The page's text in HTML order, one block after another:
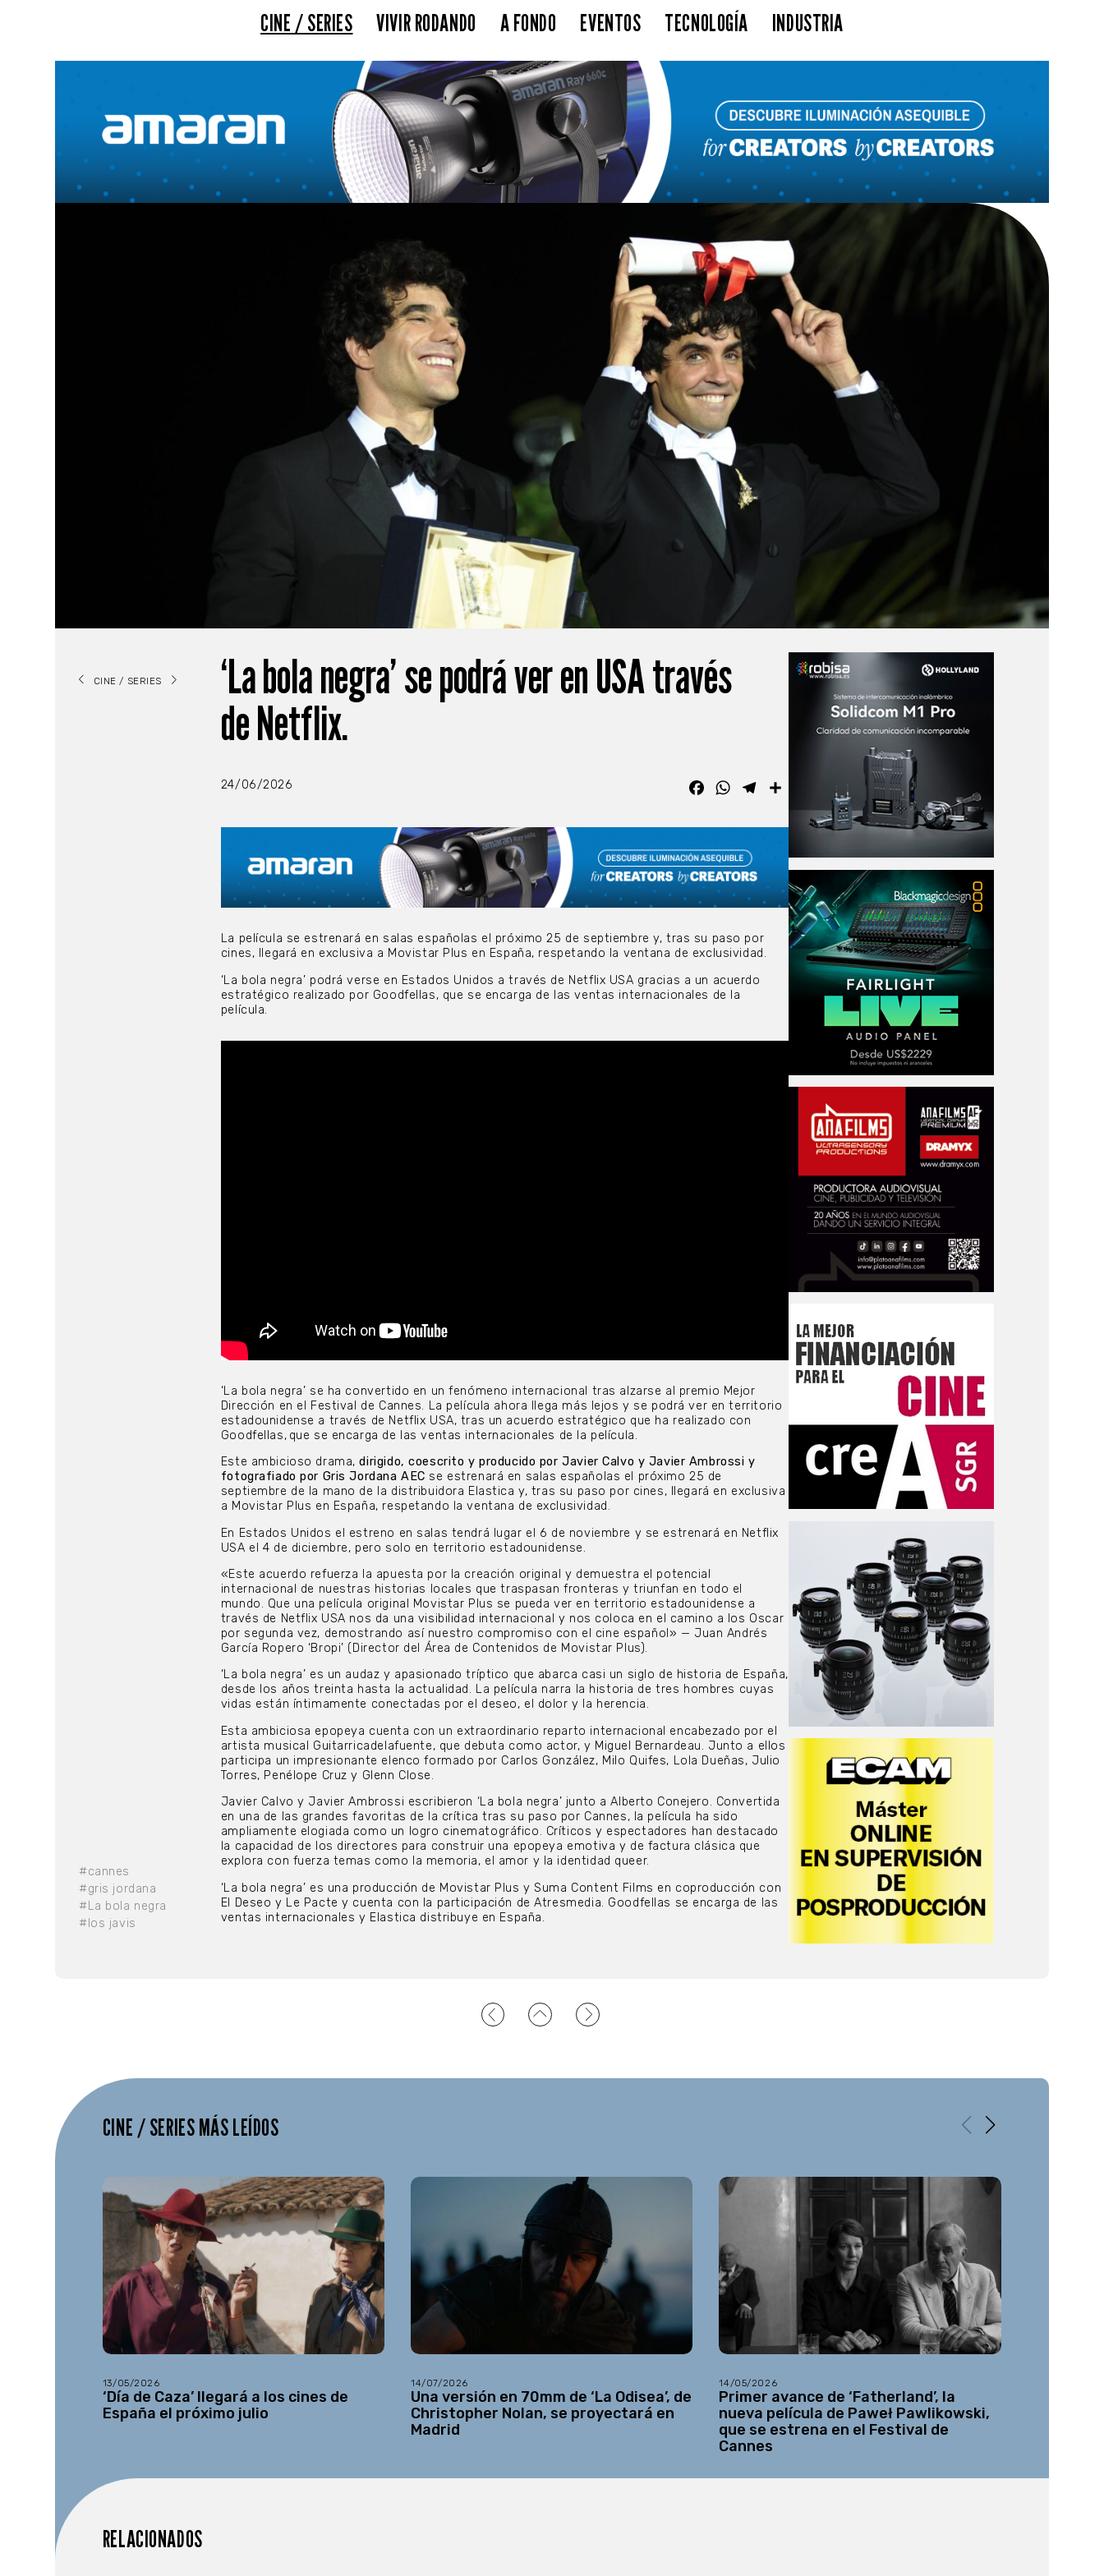
CINE / SERIES VIVIR RODANDO A FONDO EVENTOS TECNOLOGÍA INDUSTRIA
CINE / SERIES
#cannes
#gris jordana
#La bola negra
#los javis
‘La bola negra’ se podrá ver en USA través
de Netflix.
24/06/2026 FacebookWhatsAppTelegramCompartir
La película se estrenará en salas españolas el próximo 25 de septiembre y, tras su paso por
cines, llegará en exclusiva a Movistar Plus en España, respetando la ventana de exclusividad.
‘La bola negra’ podrá verse en Estados Unidos a través de Netflix USA gracias a un acuerdo
estratégico realizado por Goodfellas, que se encarga de las ventas internacionales de la
película.
‘La bola negra’ se ha convertido en un fenómeno internacional tras alzarse al premio Mejor
Dirección en el Festival de Cannes. La película ahora llega más lejos y se podrá ver en territorio
estadounidense a través de Netflix USA, tras un acuerdo estratégico que ha realizado con
Goodfellas, que se encarga de las ventas internacionales de la película.
Este ambicioso drama,dirigido, coescrito y producido por Javier Calvo y Javier Ambrossi y
fotografiado por Gris Jordana AEC se estrenará en salas españolas el próximo 25 de
septiembre de la mano de la distribuidora Elastica y, tras su paso por cines, llegará en exclusiva
a Movistar Plus en España, respetando la ventana de exclusividad.
En Estados Unidos el estreno en salas tendrá lugar el 6 de noviembre y se estrenará en Netflix
USA el 4 de diciembre, pero solo en territorio estadounidense.
«Este acuerdo refuerza la apuesta por la creación original y demuestra el potencial
internacional de nuestras historias locales que traspasan fronteras y triunfan en todo el
mundo. Que una película original Movistar Plus se pueda ver en territorio estadounidense a
través de Netflix USA nos da una visibilidad internacional y nos coloca en el camino a los Oscar
por segunda vez, demostrando así nuestro compromiso con el cine español» — Juan Andrés
García Ropero ‘Bropi’ (Director del Área de Contenidos de Movistar Plus).
‘La bola negra’ es un audaz y apasionado tríptico que abarca casi un siglo de historia de España,
desde los años treinta hasta la actualidad. La película narra la historia de tres hombres cuyas
vidas están íntimamente conectadas por el deseo, el dolor y la herencia.
Esta ambiciosa epopeya cuenta con un extraordinario reparto internacional encabezado por el
artista musical Guitarricadelafuente, que debuta como actor, y Miguel Bernardeau. Junto a ellos
participa un impresionante elenco formado por Carlos González, Milo Quifes, Lola Dueñas, Julio
Torres, Penélope Cruz y Glenn Close.
Javier Calvo y Javier Ambrossi escribieron ‘La bola negra’ junto a Alberto Conejero. Convertida
en una de las grandes favoritas de la crítica tras su paso por Cannes, la película ha sido
ampliamente elogiada como un logro cinematográfico. Críticos y espectadores han destacado
la capacidad de los directores para construir una epopeya emotiva y de factura clásica que
explora con fuerza temas como la memoria, el amor y la identidad queer.
‘La bola negra’ es una producción de Movistar Plus y Suma Content Films en coproducción con
El Deseo y Le Pacte y cuenta con la participación de Atresmedia. Goodfellas se encarga de las
ventas internacionales y Elastica distribuye en España.
CINE / SERIES MÁS LEÍDOS
13/05/2026
‘Día de Caza’ llegará a los cines de
España el próximo julio
14/07/2026
Una versión en 70mm de ‘La Odisea’, de
Christopher Nolan, se proyectará en
Madrid
14/05/2026
Primer avance de ‘Fatherland’, la
nueva película de Paweł Pawlikowski,
que se estrena en el Festival de
Cannes
RELACIONADOS